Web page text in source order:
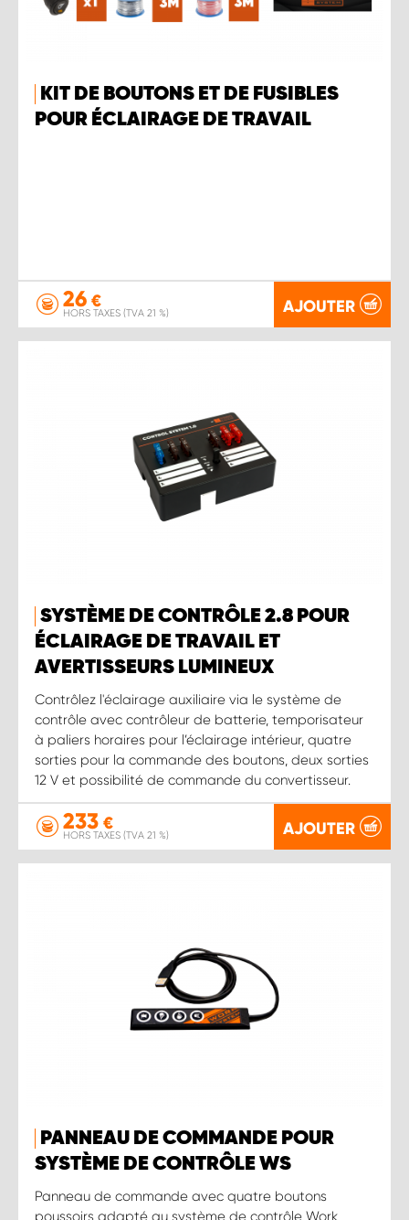
KIT DE BOUTONS ET DE FUSIBLES
POUR ÉCLAIRAGE DE TRAVAIL
26 €
HORS TAXES (TVA 21 %) AJOUTER
SYSTÈME DE CONTRÔLE 2.8 POUR
ÉCLAIRAGE DE TRAVAIL ET
AVERTISSEURS LUMINEUX
Contrôlez l'éclairage auxiliaire via le système de
contrôle avec contrôleur de batterie, temporisateur
à paliers horaires pour l’éclairage intérieur, quatre
sorties pour la commande des boutons, deux sorties
12 V et possibilité de commande du convertisseur.
233 €
HORS TAXES (TVA 21 %) AJOUTER
PANNEAU DE COMMANDE POUR
SYSTÈME DE CONTRÔLE WS
Panneau de commande avec quatre boutons
poussoirs adapté au système de contrôle Work